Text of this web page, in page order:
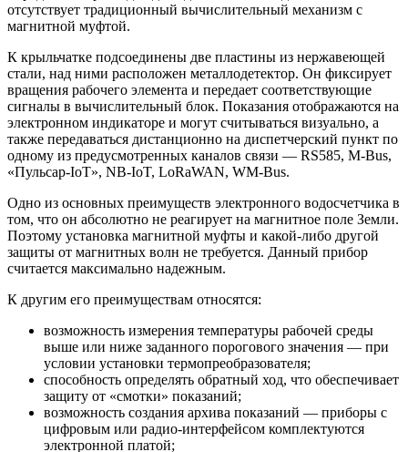
отсутствует традиционный вычислительный механизм с
магнитной муфтой.
К крыльчатке подсоединены две пластины из нержавеющей
стали, над ними расположен металлодетектор. Он фиксирует
вращения рабочего элемента и передает соответствующие
сигналы в вычислительный блок. Показания отображаются на
электронном индикаторе и могут считываться визуально, а
также передаваться дистанционно на диспетчерский пункт по
одному из предусмотренных каналов связи — RS585, M-Bus,
«Пульсар-IoT», NB-IoT, LoRaWAN, WM-Bus.
Одно из основных преимуществ электронного водосчетчика в
том, что он абсолютно не реагирует на магнитное поле Земли.
Поэтому установка магнитной муфты и какой-либо другой
защиты от магнитных волн не требуется. Данный прибор
считается максимально надежным.
К другим его преимуществам относятся:
возможность измерения температуры рабочей среды
выше или ниже заданного порогового значения — при
условии установки термопреобразователя;
способность определять обратный ход, что обеспечивает
защиту от «смотки» показаний;
возможность создания архива показаний — приборы с
цифровым или радио-интерфейсом комплектуются
электронной платой;